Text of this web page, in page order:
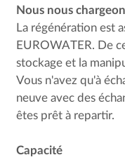
Nous nous
La régénération est
EUROWATER. De
stockage et la
Vous n'avez qu'à
neuve avec des
êtes prêt à repartir.
Capacité